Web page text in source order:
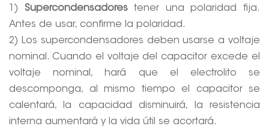
1) Supercondensadorestener una polaridad fija.
Antes de usar, confirme la polaridad.
2) Los supercondensadores deben usarse a voltaje
nominal. Cuando el voltaje del capacitor excede el
voltaje nominal, hará que el electrolito se
descomponga, al mismo tiempo el capacitor se
calentará, la capacidad disminuirá, la resistencia
interna aumentará y la vida útil se acortará.